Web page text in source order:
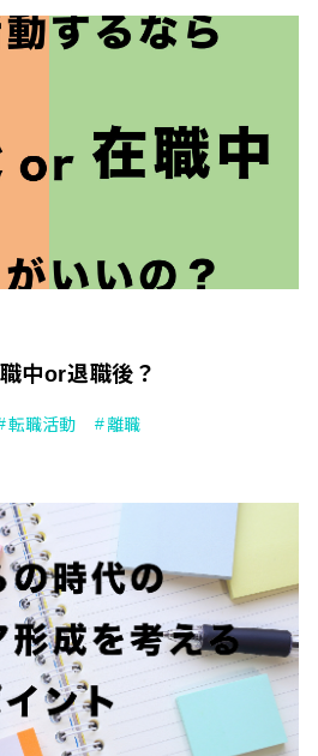
中or退職後？
転職活動 離職